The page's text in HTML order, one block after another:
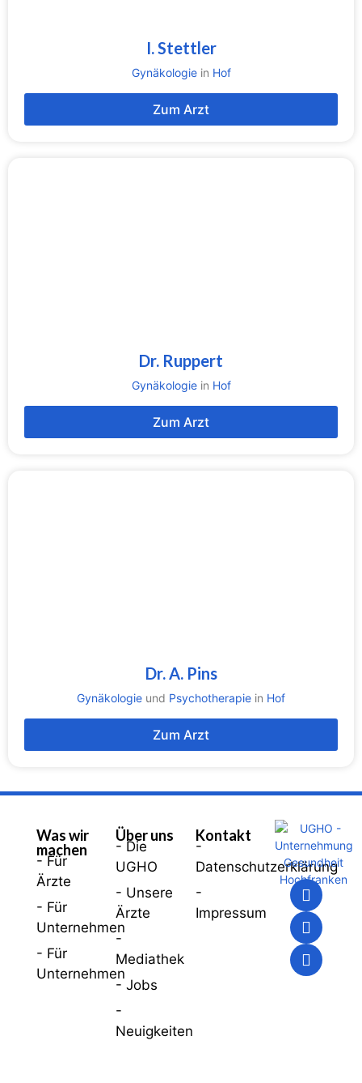
I. Stettler
Gynäkologiein Hof
Zum Arzt
Dr. Ruppert
Gynäkologiein Hof
Zum Arzt
Dr. A. Pins
Gynäkologie und Psychotherapie in Hof
Zum Arzt
Was wir
machen
- Für
Ärzte
- Für
Unternehmen
- Für
Unternehmen
Über uns
- Die
UGHO
- Unsere
Ärzte
-
Mediathek
- Jobs
-
Neuigkeiten
Kontakt
-
Datenschutzerklärung
-
Impressum